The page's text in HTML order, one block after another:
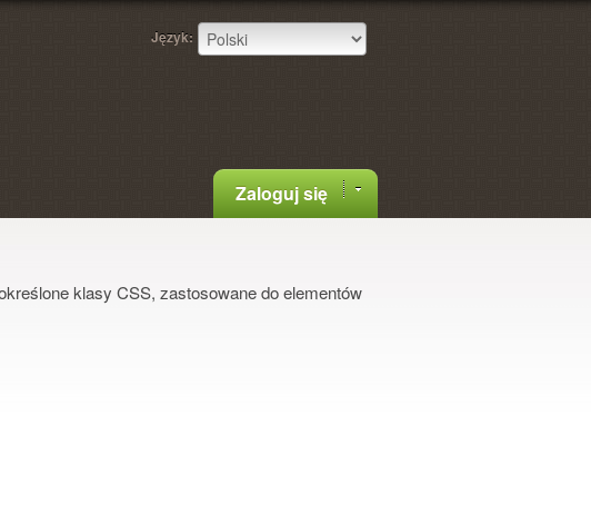
Język:
Zaloguj się
klasy CSS, zastosowane do elementów